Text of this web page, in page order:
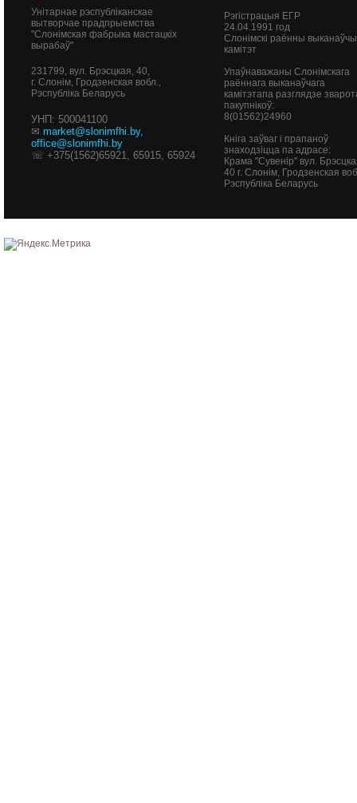
Унітарнае рэспубліканскае
вытворчае прадпрыемства
"Слонімская фабрыка мастацкіх
вырабаў"
231799, вул. Брэсцкая, 40,
г. Слонім, Гродзенская вобл.,
Рэспубліка Беларусь
УНП: 500041100
✉ market@slonimfhi.by,
office@slonimfhi.by
☏ +375(1562)65921, 65915, 65924
Рэгістрацыя ЕГР
24.04.1991 год
Слонімскі раённы выканаўчы
камітэт
Упаўнаважаны Слонімскага
раённага выканаўчага
камітэтапа разглядзе
пакупнікоў:
8(01562)24960
Кніга заўваг і прапаноў
знаходзіцца па адрасе:
Крама "Сувенір" вул.
40 г. Слонім, Гродзенская
Рэспубліка Беларусь